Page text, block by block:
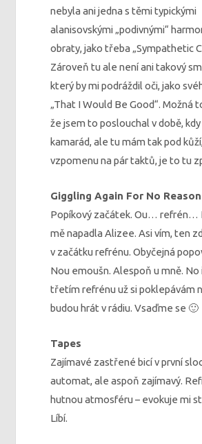
nebyla ani jedna s těmi typickými
alanisovskými „podivnými“
obraty, jako třeba „Sympathetic
Zároveň tu ale není ani takový
který by mi podráždil oči, jako
„That I Would Be Good“. Možná
že jsem to poslouchal v době,
kamarád, ale tu mám tak pod
vzpomenu na pár taktů, je to tu
Giggling Again For No Reason
Popíkový začátek. Ou… refrén…
mě napadla Alizee. Asi vím, ten
v začátku refrénu. Obyčejná
Nou emoušn. Alespoň u mně.
třetím refrénu už si poklepávám
budou hrát v rádiu. Vsaďme se 🙂
Tapes
Zajímavé zastřené bicí v první
automat, ale aspoň zajímavý.
hutnou atmosféru – evokuje mi
Líbí.